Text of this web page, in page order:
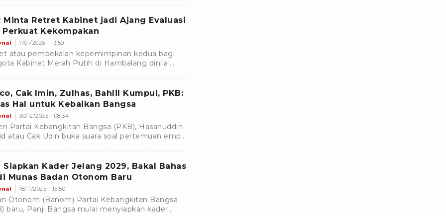
Minta Retret Kabinet jadi Ajang Evaluasi
Perkuat Kekompakan
7/01/2026 - 13:50
atau pembekalan kepemimpinan kedua bagi
Kabinet Merah Putih di Hambalang dinilai
terakhir.
Cak Imin, Zulhas, Bahlil Kumpul, PKB:
Hal untuk Kebaikan Bangsa
30/12/2025 - 08:34
Partai Kebangkitan Bangsa (PKB), Hasanuddin
atau Cak Udin buka suara soal pertemuan empat
Siapkan Kader Jelang 2029, Bakal Bahas
Munas Badan Otonom Baru
18/11/2025 - 15:50
Otonom (Banom) Partai Kebangkitan Bangsa
baru, Panji Bangsa mulai menyiapkan kader